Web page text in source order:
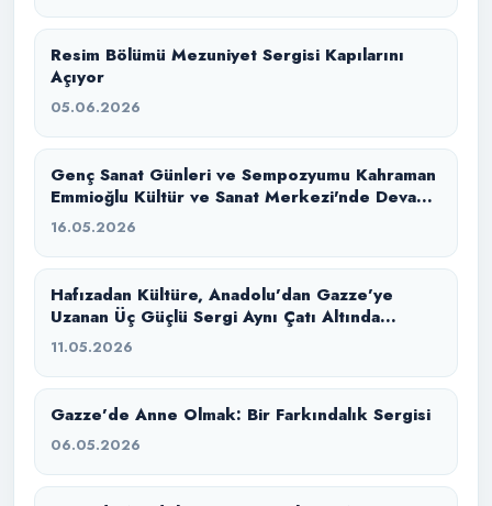
Resim Bölümü Mezuniyet Sergisi Kapılarını
Açıyor
05.06.2026
Genç Sanat Günleri ve Sempozyumu Kahraman
Emmioğlu Kültür ve Sanat Merkezi'nde Devam
Ediyor
16.05.2026
Hafızadan Kültüre, Anadolu’dan Gazze’ye
Uzanan Üç Güçlü Sergi Aynı Çatı Altında
Buluştu
11.05.2026
Gazze’de Anne Olmak: Bir Farkındalık Sergisi
06.05.2026